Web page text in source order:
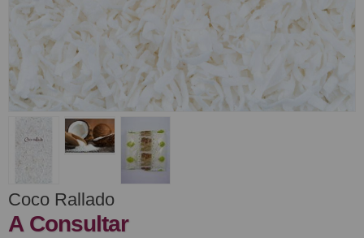
Coco Rallado
A Consultar